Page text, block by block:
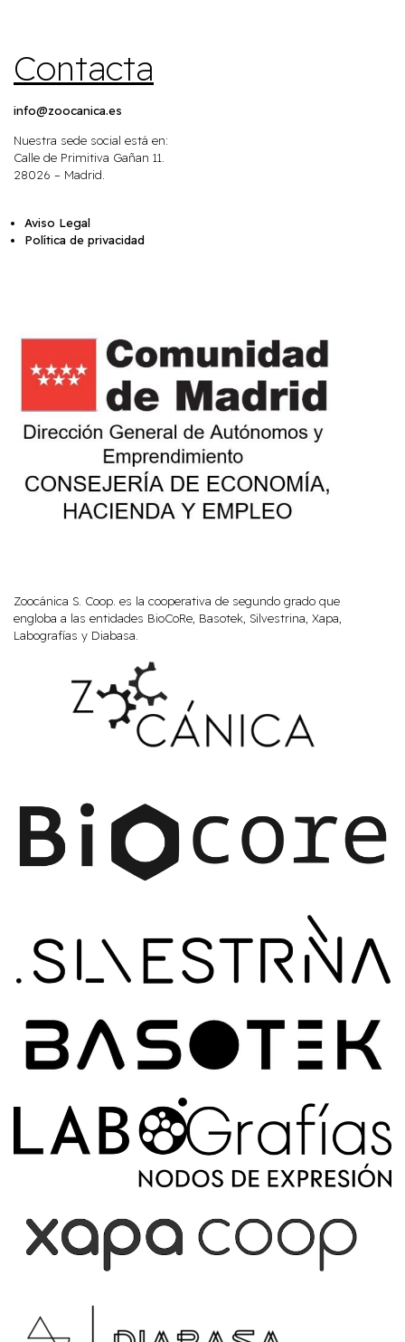
Contacta
info@zoocanica.es
Nuestra sede social está en:
Calle de Primitiva Gañan 11.
28026 – Madrid.
Aviso Legal
Política de privacidad
Zoocánica S. Coop. es la cooperativa de segundo grado que
engloba a las entidades BioCoRe, Basotek, Silvestrina, Xapa,
Labografías y Diabasa.